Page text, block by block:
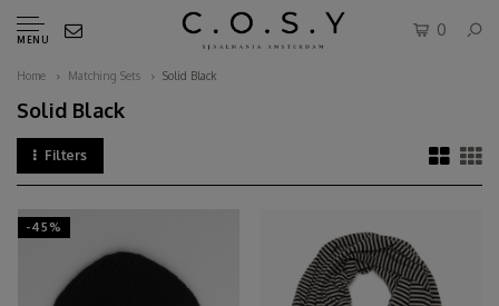
MENU
0
Home Matching Sets Solid Black
Solid Black
Filters
-45%